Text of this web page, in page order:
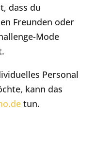
dass du
Freunden oder
Mode
Personal
kann das
tun.